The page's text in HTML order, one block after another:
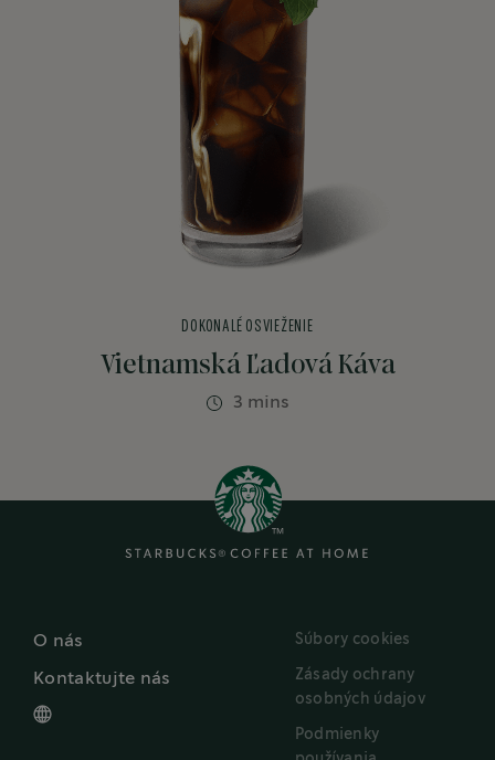
Vietnamská Ľadová Káva
DOKONALÉ OSVIEŽENIE
3 mins
O nás
Kontaktujte nás
Súbory cookies
Zásady ochrany
osobných údajov
Podmienky